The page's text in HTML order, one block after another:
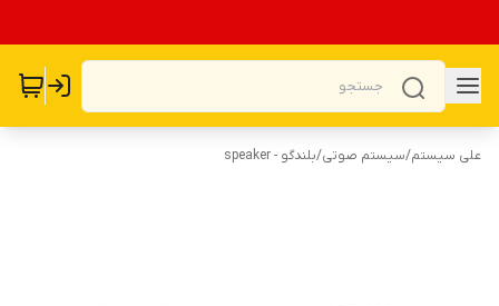
علی سیستم/سیستم صوتی/بلندگو - speaker